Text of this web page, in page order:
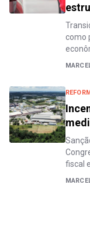
como
fiscal